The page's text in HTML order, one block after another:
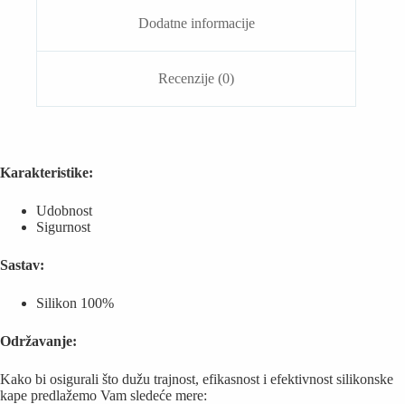
Dodatne informacije
Recenzije (0)
Karakteristike:
Udobnost
Sigurnost
Sastav:
Silikon 100%
Održavanje:
Kako bi osigurali što dužu trajnost, efikasnost i efektivnost silikonske
kape predlažemo Vam sledeće mere: